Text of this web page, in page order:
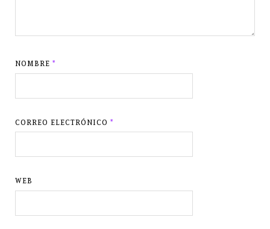
NOMBRE*
CORREO ELECTRÓNICO*
WEB